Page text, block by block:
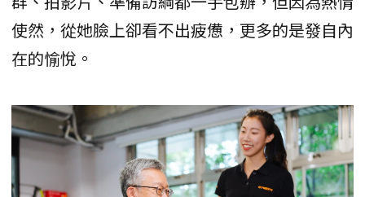
使然，從她臉上卻看不出疲憊，更多的是發自內
在的愉悅。